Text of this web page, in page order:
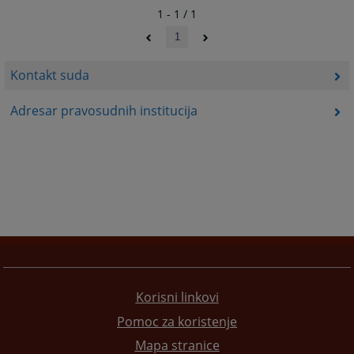
Kontakt suda
Adresar pravosudnih institucija
1 - 1 / 1
1
Korisni linkovi
Pomoc za koristenje
Mapa stranice